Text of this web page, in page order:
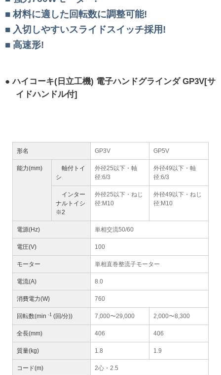
材料に適した回転数に調整可能!
入切しやすいスライドスイッチ採用!
高速形!
ハイコーキ(日立工機) 電子ハンドグラインダ GP3V[サ
イドハンドル付]
形名 GP3V GP5V
能力(mm)
軸付トイ
シ
外径25以下・軸
径:6/3
外径49以下・軸
径:6/3
インター
ナルトイシ
※2
外径25以下・ねじ
径:M10
外径49以下・ねじ
径:M10
電源(Hz) 単相交流50/60
電圧(V) 100
モーター 単相直巻整流子モーター
電流(A) 8.0
消費電力(W) 760
回転数(min -1 (回/分)) 7,000〜29,000 2,000〜8,300
全長(mm) 406 406
質量(kg) 1.8 1.9
コード(m) 2心・2.5